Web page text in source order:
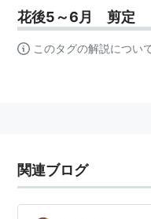
花後5～6月 剪定
このタグの解説につい
関連ブログ